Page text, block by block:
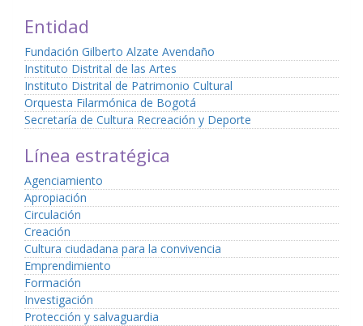
Entidad
Fundación Gilberto Alzate Avendaño
Instituto Distrital de las Artes
Instituto Distrital de Patrimonio Cultural
Orquesta Filarmónica de Bogotá
Secretaría de Cultura Recreación y Deporte
Línea estratégica
Agenciamiento
Apropiación
Circulación
Creación
Cultura ciudadana para la convivencia
Emprendimiento
Formación
Investigación
Protección y salvaguardia